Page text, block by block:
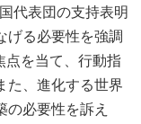
代表団の支持表明
げる必要性を強調
点を当て、行動指
た、進化する世界
の必要性を訴え